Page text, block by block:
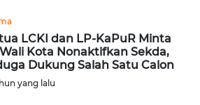
LCKI dan LP-KaPuR Minta
Kota Nonaktifkan Sekda,
Dukung Salah Satu Calon
yang lalu